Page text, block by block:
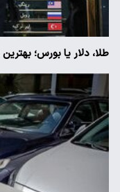
طلا، دلار یا بورس؛